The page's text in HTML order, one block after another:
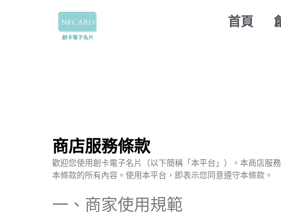
首頁
商店服務條款
歡迎您使用創卡電子名片（以下簡稱「本平台」）。本商店服
本條款的所有內容。使用本平台，即表示您同意遵守本條款。
一、商家使用規範